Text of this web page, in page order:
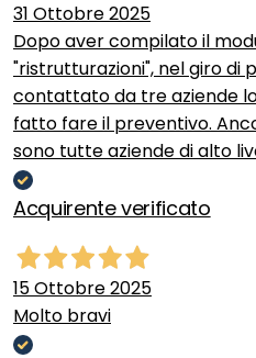
31 Ottobre 2025
Dopo aver compilato il
"ristrutturazioni", nel giro di
contattato da tre aziende
fatto fare il preventivo.
sono tutte aziende di alto
Acquirente verificato
15 Ottobre 2025
Molto bravi